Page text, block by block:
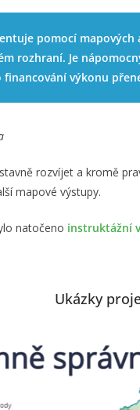
pomocí
rozhraní. Je
výkonu
rozvíjet a kromě
mapové výstupy.
natočeno instruktážní
Ukázky